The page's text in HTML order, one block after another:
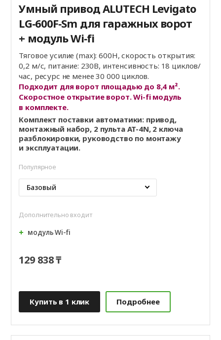
Умный привод ALUTECH Levigato
LG‑600F‑Sm для гаражных ворот
+ модуль Wi‑fi
Тяговое усилие (max): 600Н, скорость открытия:
0,2 м/с, питание: 230В, интенсивность: 18 циклов/
час, ресурс не менее 30 000 циклов.
Подходит для ворот площадью до 8,4 м².
Скоростное открытие ворот. Wi-fi модуль
в комплекте.
Комплект поставки автоматики: привод,
монтажный набор, 2 пульта AT-4N, 2 ключа
разблокировки, руководство по монтажу
и эксплуатации.
Популярное
Базовый
Дополнительно входит
модуль Wi‑fi
129 838 ₸
Купить в 1 клик Подробнее